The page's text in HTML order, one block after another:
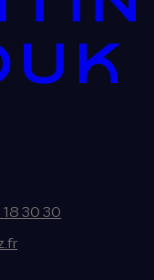
30 30